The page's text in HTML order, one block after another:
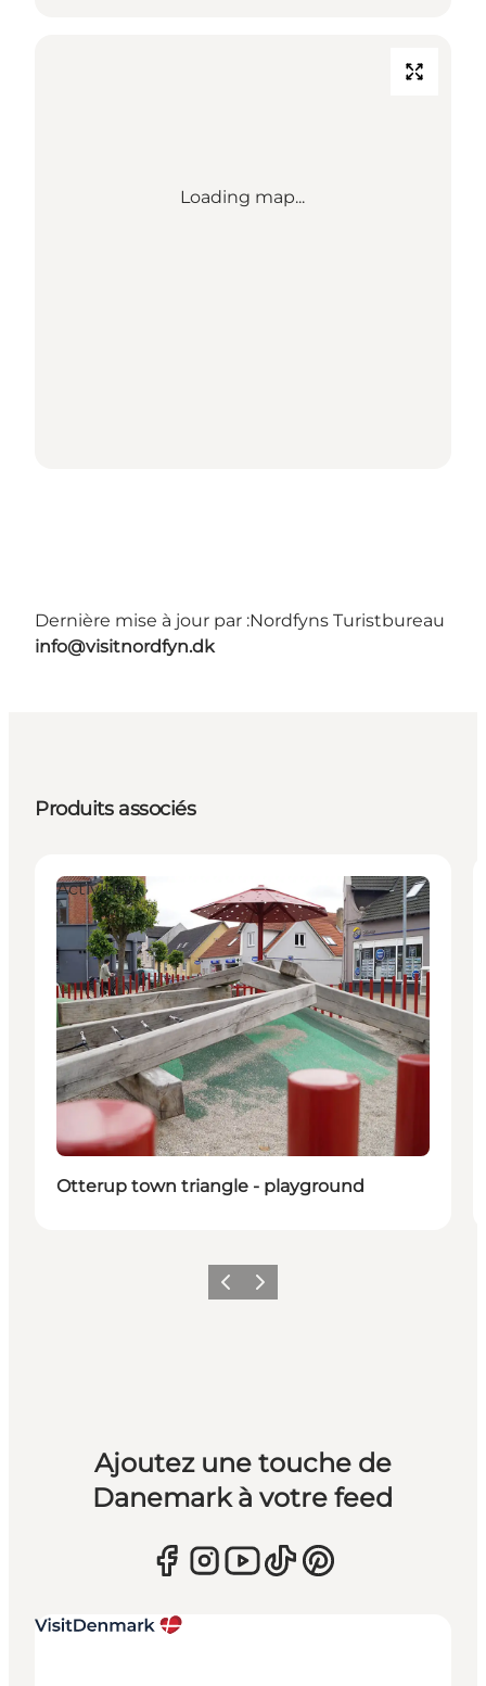
Loading map...
Dernière mise à jour par :Nordfyns Turistbureau
info@visitnordfyn.dk
Produits associés
Activities
Otterup town triangle - playground
PrécédentSuivant
Ajoutez une touche de
Danemark à votre feed